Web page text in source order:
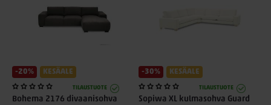
-20% KESÄALE
TILAUSTUOTE
Bohema 2176 divaanisohva
-30% KESÄALE
TILAUSTUOTE
Sopiwa XL kulmasohva Guard